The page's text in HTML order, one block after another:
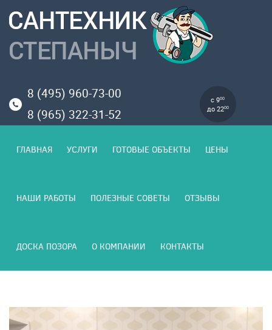
8 (495) 960-73-00
8 (965) 322-31-52
с 900
до 2200
ГЛАВНАЯ УСЛУГИ ГОТОВЫЕ ОБЪЕКТЫ ЦЕНЫ
НАШИ РАБОТЫ ПОЛЕЗНЫЕ СОВЕТЫ ОТЗЫВЫ
ДОСКА ПОЗОРА О КОМПАНИИ КОНТАКТЫ